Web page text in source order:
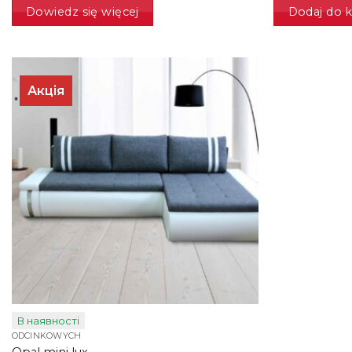
Dowiedz się więcej Dodaj do
Акція
В наявності
ODCINKOWYCH